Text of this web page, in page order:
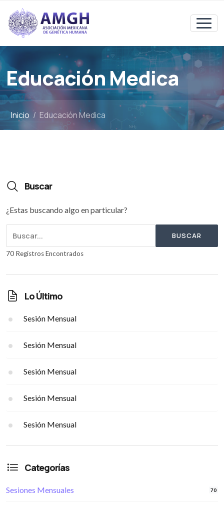
Educación Medica
Inicio Educación Medica
Buscar
¿Estas buscando algo en particular?
BUSCAR
70 Registros Encontrados
Lo Último
Sesión Mensual
Sesión Mensual
Sesión Mensual
Sesión Mensual
Sesión Mensual
Categorías
Sesiones Mensuales 70